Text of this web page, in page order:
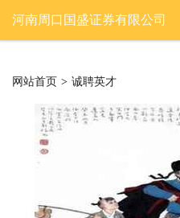
河南周口国盛证券有限公司
网站首页 > 诚聘英才